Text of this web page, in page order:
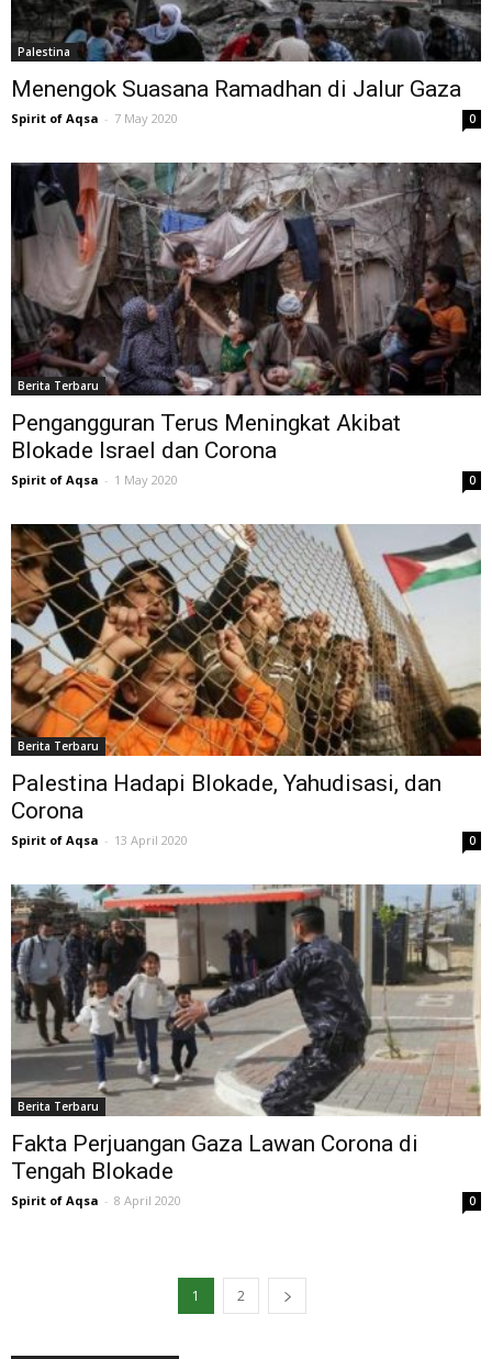
Palestina
Menengok Suasana Ramadhan di Jalur Gaza
Spirit of Aqsa - 7 May 2020 0
Berita Terbaru
Pengangguran Terus Meningkat Akibat
Blokade Israel dan Corona
Spirit of Aqsa - 1 May 2020 0
Berita Terbaru
Palestina Hadapi Blokade, Yahudisasi, dan
Corona
Spirit of Aqsa - 13 April 2020 0
Berita Terbaru
Fakta Perjuangan Gaza Lawan Corona di
Tengah Blokade
Spirit of Aqsa - 8 April 2020 0
1 2